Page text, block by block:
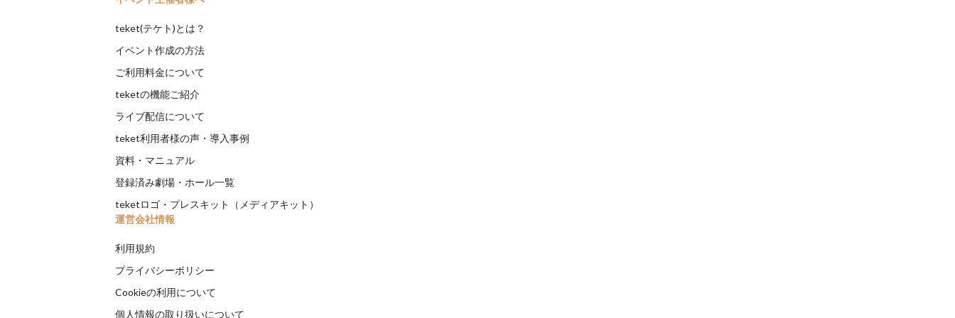
teket(テケト)とは？
イベント作成の方法
ご利用料金について
teketの機能ご紹介
ライブ配信について
teket利用者様の声・導入事例
資料・マニュアル
登録済み劇場・ホール一覧
teketロゴ・プレスキット（メディアキット）
運営会社情報
利用規約
プライバシーポリシー
Cookieの利用について
個人情報の取り扱いについて